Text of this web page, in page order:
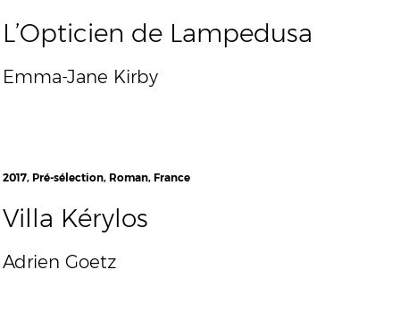
L’Opticien de Lampedusa
Emma-Jane Kirby
2017, Pré-sélection, Roman, France
Villa Kérylos
Adrien Goetz